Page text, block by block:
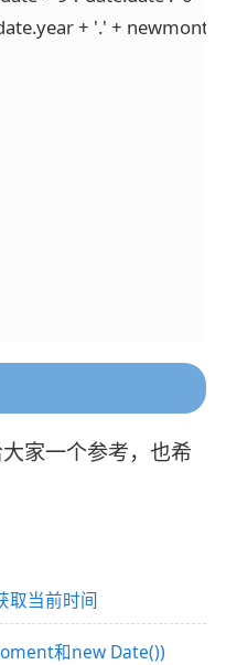
= date.year + '.' + newmonth
家一个参考，也希
取当前时间
和new Date())